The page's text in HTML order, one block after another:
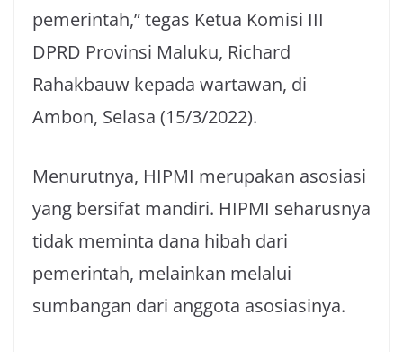
pemerintah,” tegas Ketua Komisi III
DPRD Provinsi Maluku, Richard
Rahakbauw kepada wartawan, di
Ambon, Selasa (15/3/2022).
Menurutnya, HIPMI merupakan asosiasi
yang bersifat mandiri. HIPMI seharusnya
tidak meminta dana hibah dari
pemerintah, melainkan melalui
sumbangan dari anggota asosiasinya.